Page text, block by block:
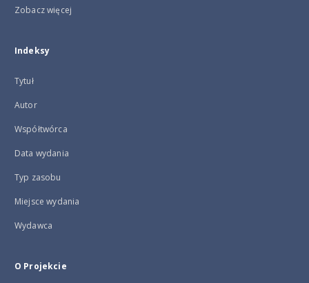
Zobacz więcej
Indeksy
Tytuł
Autor
Współtwórca
Data wydania
Typ zasobu
Miejsce wydania
Wydawca
O Projekcie